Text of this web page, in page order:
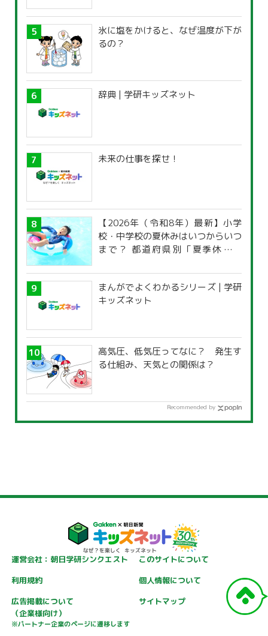
氷に塩をかけると、なぜ温度が下が
るの？
辞典 | 学研キッズネット
未来の仕事を探せ！
【2026年（令和8年）最新】小学
校・中学校の夏休みはいつからいつ
まで？ 都道府県別「夏季休暇一
まんがでよくわかるシリーズ | 学研
キッズネット
高気圧、低気圧ってなに？ 発生す
る仕組み、天気との関係は？
Recommended by
運営会社：朝日学研シンクエスト
このサイトについて
利用規約
個人情報について
広告掲載について
（企業様向け）
※パートナー企業のページに遷移します
サイトマップ